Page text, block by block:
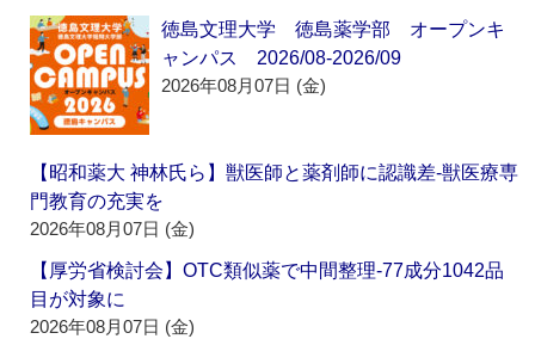
徳島文理大学 徳島薬学部 オープンキ
ャンパス 2026/08-2026/09
2026年08月07日 (金)
【昭和薬大 神林氏ら】獣医師と薬剤師に認識差‐獣医療専
門教育の充実を
2026年08月07日 (金)
【厚労省検討会】OTC類似薬で中間整理‐77成分1042品
目が対象に
2026年08月07日 (金)